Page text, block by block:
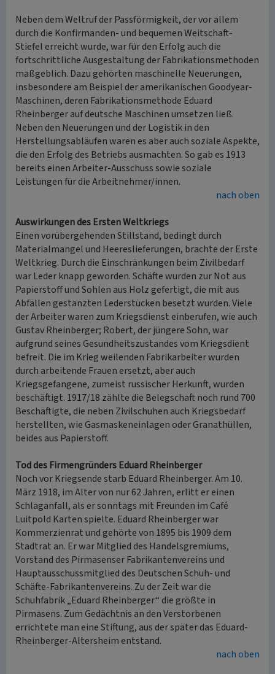
Neben dem Weltruf der Passförmigkeit, der vor allem
durch die Konfirmanden- und bequemen Weitschaft-
Stiefel erreicht wurde, war für den Erfolg auch die
fortschrittliche Ausgestaltung der Fabrikationsmethoden
maßgeblich. Dazu gehörten maschinelle Neuerungen,
insbesondere am Beispiel der amerikanischen Goodyear-
Maschinen, deren Fabrikationsmethode Eduard
Rheinberger auf deutsche Maschinen umsetzen ließ.
Neben den Neuerungen und der Logistik in den
Herstellungsabläufen waren es aber auch soziale Aspekte,
die den Erfolg des Betriebs ausmachten. So gab es 1913
bereits einen Arbeiter-Ausschuss sowie soziale
Leistungen für die Arbeitnehmer/innen.
nach oben
Auswirkungen des Ersten Weltkriegs
Einen vorübergehenden Stillstand, bedingt durch
Materialmangel und Heereslieferungen, brachte der Erste
Weltkrieg. Durch die Einschränkungen beim Zivilbedarf
war Leder knapp geworden. Schäfte wurden zur Not aus
Papierstoff und Sohlen aus Holz gefertigt, die mit aus
Abfällen gestanzten Lederstücken besetzt wurden. Viele
der Arbeiter waren zum Kriegsdienst einberufen, wie auch
Gustav Rheinberger; Robert, der jüngere Sohn, war
aufgrund seines Gesundheitszustandes vom Kriegsdient
befreit. Die im Krieg weilenden Fabrikarbeiter wurden
durch arbeitende Frauen ersetzt, aber auch
Kriegsgefangene, zumeist russischer Herkunft, wurden
beschäftigt. 1917/18 zählte die Belegschaft noch rund 700
Beschäftigte, die neben Zivilschuhen auch Kriegsbedarf
herstellten, wie Gasmaskeneinlagen oder Granathüllen,
beides aus Papierstoff.
Tod des Firmengründers Eduard Rheinberger
Noch vor Kriegsende starb Eduard Rheinberger. Am 10.
März 1918, im Alter von nur 62 Jahren, erlitt er einen
Schlaganfall, als er sonntags mit Freunden im Café
Luitpold Karten spielte. Eduard Rheinberger war
Kommerzienrat und gehörte von 1895 bis 1909 dem
Stadtrat an. Er war Mitglied des Handelsgremiums,
Vorstand des Pirmasenser Fabrikantenvereins und
Hauptausschussmitglied des Deutschen Schuh- und
Schäfte-Fabrikantenvereins. Zu der Zeit war die
Schuhfabrik „Eduard Rheinberger“ die größte in
Pirmasens. Zum Gedächtnis an den Verstorbenen
errichtete man eine Stiftung, aus der später das Eduard-
Rheinberger-Altersheim entstand.
nach oben